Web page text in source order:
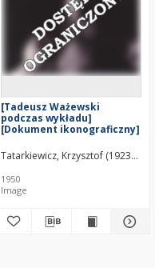
[Tadeusz Ważewski
podczas wykładu]
[Dokument ikonograficzny]
Tatarkiewicz, Krzysztof (1923–2011)
1950
Image